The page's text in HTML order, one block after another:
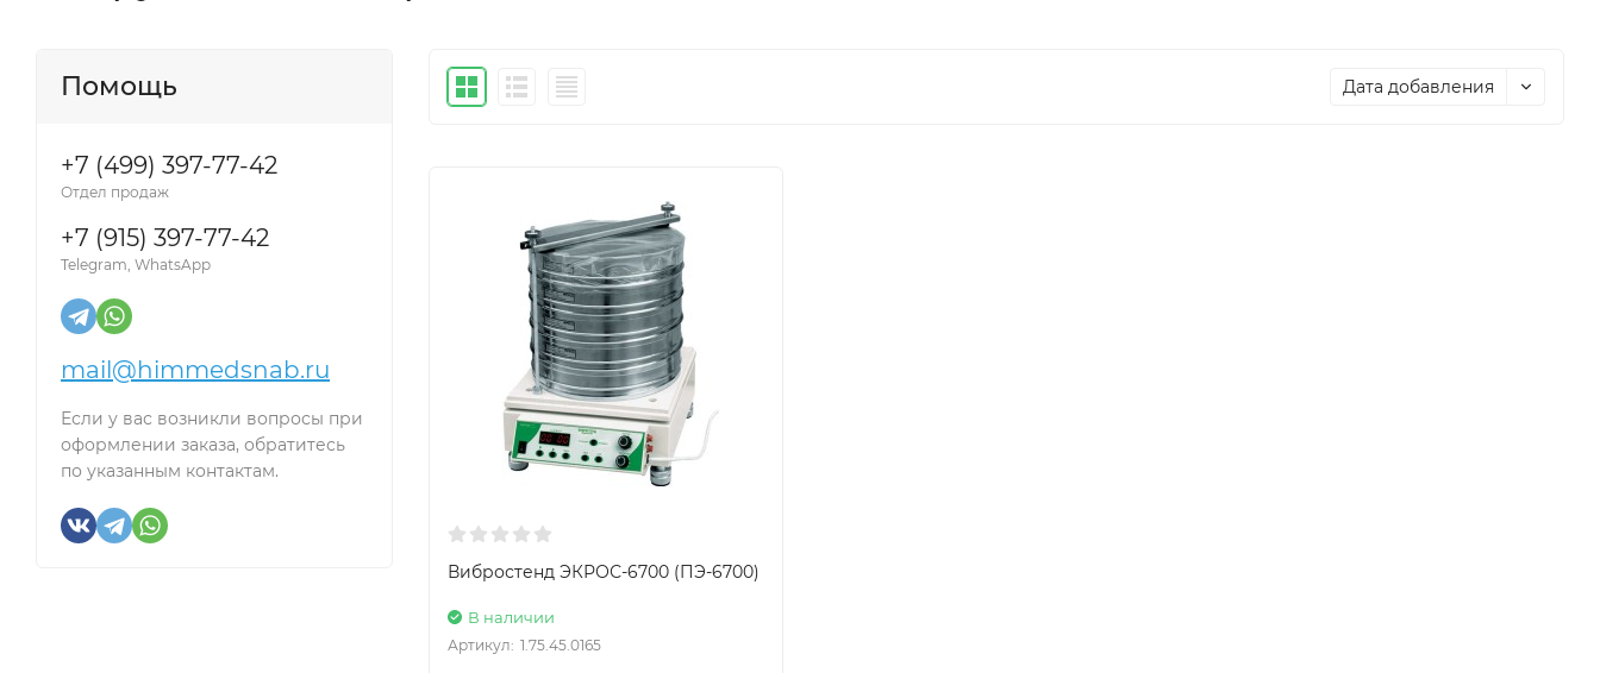
Помощь
+7 (499) 397-77-42
Отдел продаж
+7 (915) 397-77-42
Telegram, WhatsApp
mail@himmedsnab.ru
Если у вас возникли вопросы при
оформлении заказа, обратитесь
по указанным контактам.
Дата добавления
Вибростенд ЭКРОС-6700 (ПЭ-6700)
В наличии
Артикул: 1.75.45.0165